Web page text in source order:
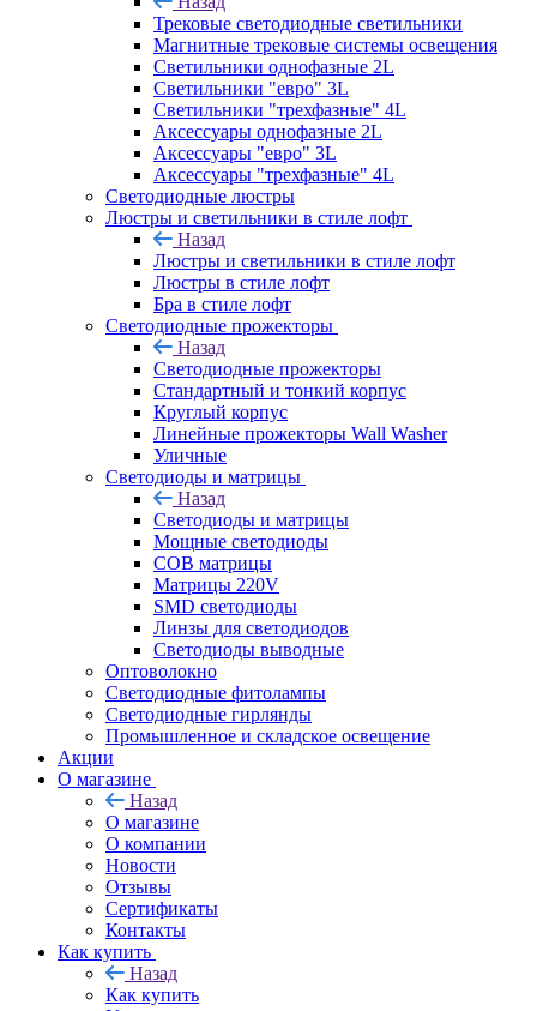
Трековые светодиодные светильники
Магнитные трековые системы освещения
Светильники однофазные 2L
Светильники "евро" 3L
Светильники "трехфазные" 4L
Аксессуары однофазные 2L
Аксессуары "евро" 3L
Аксессуары "трехфазные" 4L
Светодиодные люстры
Люстры и светильники в стиле лофт
Назад
Люстры и светильники в стиле лофт
Люстры в стиле лофт
Бра в стиле лофт
Светодиодные прожекторы
Назад
Светодиодные прожекторы
Стандартный и тонкий корпус
Круглый корпус
Линейные прожекторы Wall Washer
Уличные
Светодиоды и матрицы
Назад
Светодиоды и матрицы
Мощные светодиоды
COB матрицы
Матрицы 220V
SMD светодиоды
Линзы для светодиодов
Светодиоды выводные
Оптоволокно
Светодиодные фитолампы
Светодиодные гирлянды
Промышленное и складское освещение
Акции
О магазине
Назад
О магазине
О компании
Новости
Отзывы
Сертификаты
Контакты
Как купить
Назад
Как купить